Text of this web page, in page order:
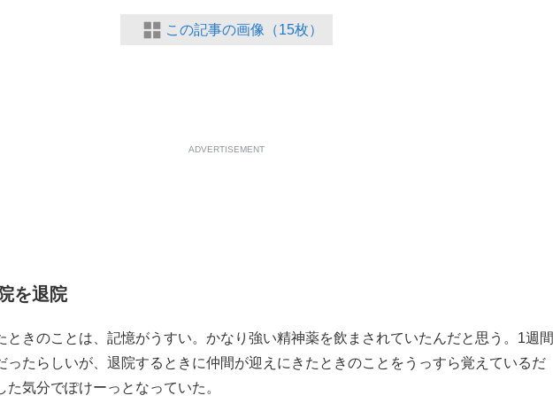
この記事の画像（15枚）
ADVERTISEMENT
を退院
きのことは、記憶がうすい。かなり強い精神薬を飲まされていたんだと思う。1週間
ったらしいが、退院するときに仲間が迎えにきたときのことをうっすら覚えているだ
た気分でぽけーっとなっていた。